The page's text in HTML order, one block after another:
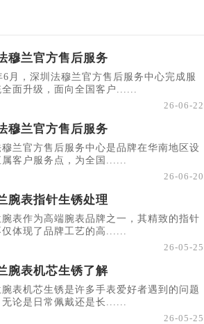
穆兰官方售后服务
6月，深圳法穆兰官方售后服务中心完成服
面升级，面向全国客户......
26-06-22
穆兰官方售后服务
兰官方售后服务中心是品牌在华南地区设
属客户服务点，为全国......
26-06-20
腕表指针生锈处理
表作为高端腕表品牌之一，其精致的指针
体现了品牌工艺的高......
26-05-25
腕表机芯生锈了解
表机芯生锈是许多手表爱好者遇到的问题
无论是日常佩戴还是长......
26-05-25